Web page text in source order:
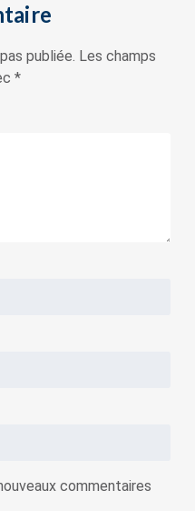
publiée. Les champs
*
commentaires